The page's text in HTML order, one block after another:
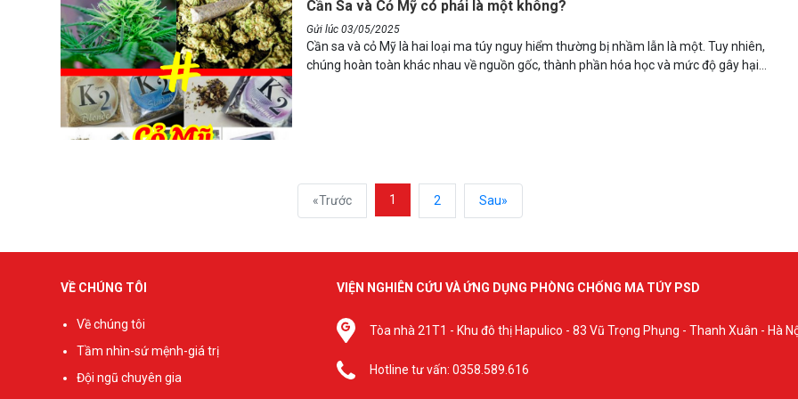
Cần Sa và Cỏ Mỹ có phải là một không?
Gửi lúc 03/05/2025
Cần sa và cỏ Mỹ là hai loại ma túy nguy hiểm thường bị nhầm lẫn là một. Tuy nhiên,
chúng hoàn toàn khác nhau về nguồn gốc, thành phần hóa học và mức độ gây hại.
«Trước 1 2 Sau»
VỀ CHÚNG TÔI
Về chúng tôi
Tầm nhìn-sứ mệnh-giá trị
Đội ngũ chuyên gia
VIỆN NGHIÊN CỨU VÀ ỨNG DỤNG PHÒNG CHỐNG MA TÚY PSD
Tòa nhà 21T1 - Khu đô thị Hapulico - 83 Vũ Trọng Phụng - Thanh Xuân - Hà
Hotline tư vấn: 0358.589.616